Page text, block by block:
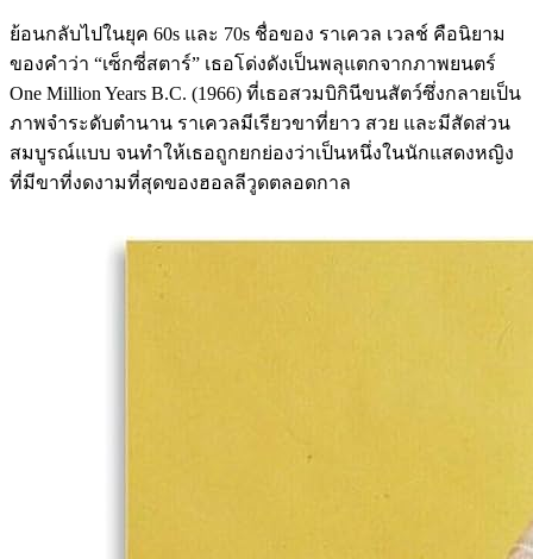
ย้อนกลับไปในยุค 60s และ 70s ชื่อของ ราเควล เวลช์ คือนิยาม
ของคำว่า “เซ็กซี่สตาร์” เธอโด่งดังเป็นพลุแตกจากภาพยนตร์
One Million Years B.C. (1966) ที่เธอสวมบิกินีขนสัตว์ซึ่งกลายเป็น
ภาพจำระดับตำนาน ราเควลมีเรียวขาที่ยาว สวย และมีสัดส่วน
สมบูรณ์แบบ จนทำให้เธอถูกยกย่องว่าเป็นหนึ่งในนักแสดงหญิง
ที่มีขาที่งดงามที่สุดของฮอลลีวูดตลอดกาล